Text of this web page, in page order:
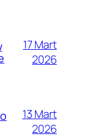
17 Mart
2026
13 Mart
2026